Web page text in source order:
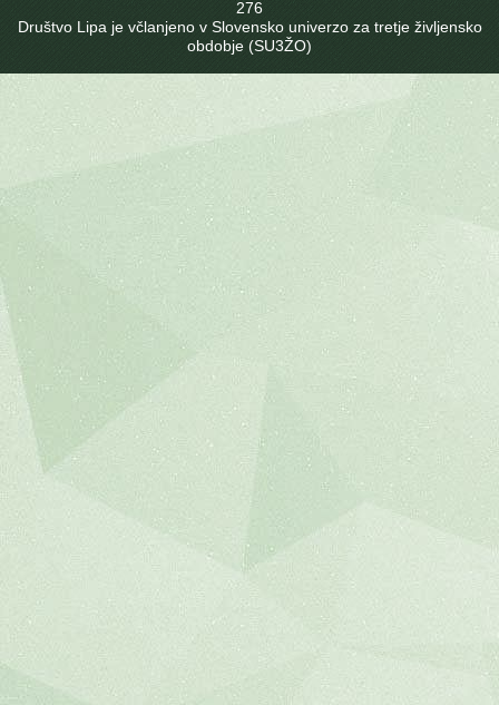
276
Društvo Lipa je včlanjeno v Slovensko univerzo za tretje življensko
obdobje (SU3ŽO)